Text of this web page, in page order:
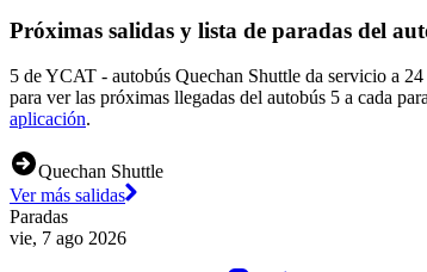
Próximas salidas y lista de paradas del
5 de YCAT - autobús Quechan Shuttle da servicio a
para ver las próximas llegadas del autobús 5 a cada
aplicación.
Quechan Shuttle
Ver más salidas
Paradas
vie, 7 ago 2026